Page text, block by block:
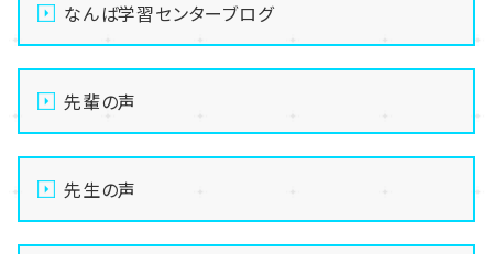
なんば学習センターブログ
先輩の声
先生の声